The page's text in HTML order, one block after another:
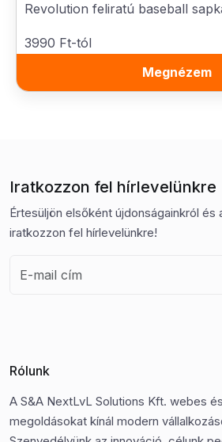
Revolution feliratú baseball
3990 Ft-tól
Megnézem
Iratkozzon fel hírlevelünkre
Értesüljön elsőként újdonságainkról és
iratkozzon fel hírlevelünkre!
Rólunk
A S&A NextLvL Solutions Kft. webes
megoldásokat kínál modern